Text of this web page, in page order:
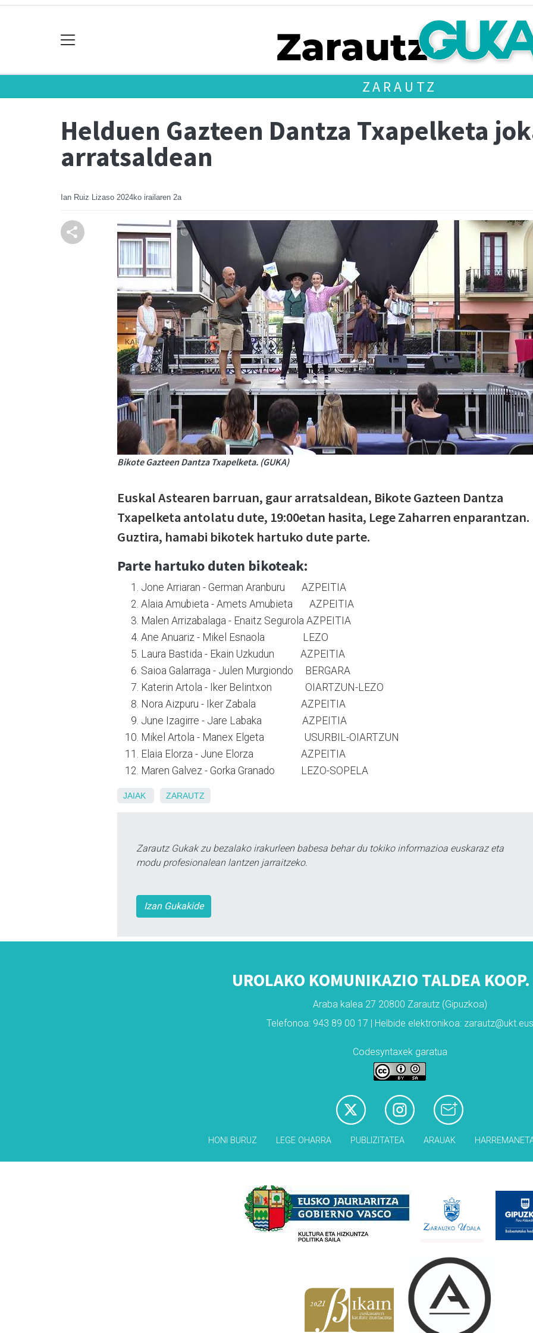
ZARAUTZ
Helduen Gazteen Dantza Txapelketa
arratsaldean
Ian Ruiz Lizaso 2024ko irailaren 2a
Bikote Gazteen Dantza Txapelketa. (GUKA)
Euskal Astearen barruan, gaur arratsaldean, Bikote Gazteen Dantza
Txapelketa antolatu dute, 19:00etan hasita, Lege Zaharren enparantzan.
Guztira, hamabi bikotek hartuko dute parte.
Parte hartuko duten bikoteak:
Jone Arriaran - German Aranburu AZPEITIA
Alaia Amubieta - Amets Amubieta AZPEITIA
Malen Arrizabalaga - Enaitz Segurola AZPEITIA
Ane Anuariz - Mikel Esnaola LEZO
Laura Bastida - Ekain Uzkudun AZPEITIA
Saioa Galarraga - Julen Murgiondo BERGARA
Katerin Artola - Iker Belintxon OIARTZUN-LEZO
Nora Aizpuru - Iker Zabala AZPEITIA
June Izagirre - Jare Labaka AZPEITIA
Mikel Artola - Manex Elgeta USURBIL-OIARTZUN
Elaia Elorza - June Elorza AZPEITIA
Maren Galvez - Gorka Granado LEZO-SOPELA
JAIAK ZARAUTZ
Zarautz Gukak zu bezalako irakurleen babesa behar du tokiko informazioa euskaraz eta
modu profesionalean lantzen jarraitzeko.
Izan Gukakide
UROLAKO KOMUNIKAZIO TALDEA
Araba kalea 27 20800 Zarautz (Gipuzkoa)
Telefonoa: 943 89 00 17 | Helbide elektronikoa: zarautz@ukt.eus
Codesyntaxek garatua
HONI BURUZ LEGE OHARRA PUBLIZITATEA ARAUAK